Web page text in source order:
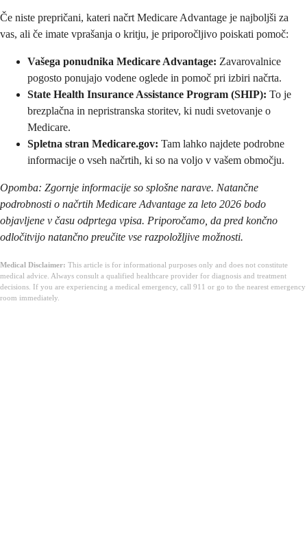
Če niste prepričani, kateri načrt Medicare Advantage je najboljši za
vas, ali če imate vprašanja o kritju, je priporočljivo poiskati pomoč:
Vašega ponudnika Medicare Advantage: Zavarovalnice
pogosto ponujajo vodene oglede in pomoč pri izbiri načrta.
State Health Insurance Assistance Program (SHIP): To je
brezplačna in nepristranska storitev, ki nudi svetovanje o
Medicare.
Spletna stran Medicare.gov: Tam lahko najdete podrobne
informacije o vseh načrtih, ki so na voljo v vašem območju.
Opomba: Zgornje informacije so splošne narave. Natančne
podrobnosti o načrtih Medicare Advantage za leto 2026 bodo
objavljene v času odprtega vpisa. Priporočamo, da pred končno
odločitvijo natančno preučite vse razpoložljive možnosti.
Medical Disclaimer: This article is for informational purposes only and does not constitute
medical advice. Always consult a qualified healthcare provider for diagnosis and treatment
decisions. If you are experiencing a medical emergency, call 911 or go to the nearest emergency
room immediately.